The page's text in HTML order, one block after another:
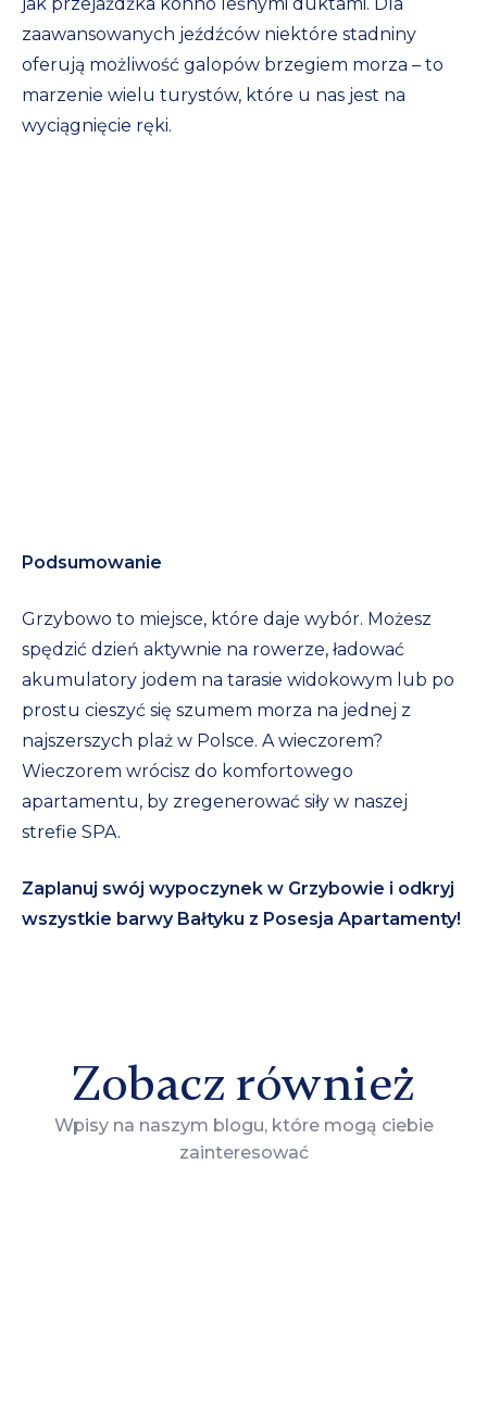
zaawansowanych jeźdźców niektóre stadniny
oferują możliwość galopów brzegiem morza – to
marzenie wielu turystów, które u nas jest na
wyciągnięcie ręki.
Podsumowanie
Grzybowo to miejsce, które daje wybór. Możesz
spędzić dzień aktywnie na rowerze, ładować
akumulatory jodem na tarasie widokowym lub po
prostu cieszyć się szumem morza na jednej z
najszerszych plaż w Polsce. A wieczorem?
Wieczorem wrócisz do komfortowego
apartamentu, by zregenerować siły w naszej
strefie SPA.
Zaplanuj swój wypoczynek w Grzybowie i odkryj
wszystkie barwy Bałtyku z Posesja Apartamenty!
Zobacz również
Wpisy na naszym blogu, które mogą ciebie
zainteresować